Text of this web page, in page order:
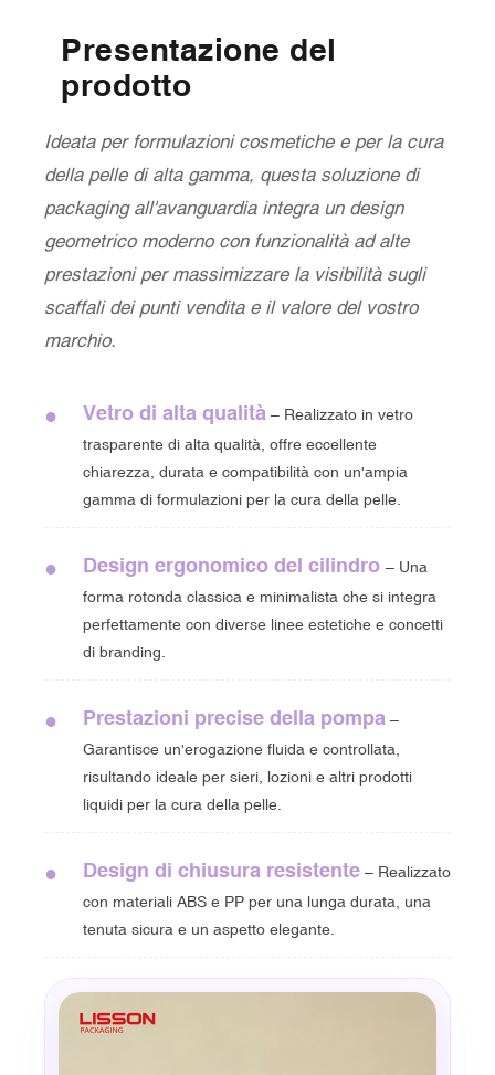
Presentazione del
prodotto
Ideata per formulazioni cosmetiche e per la cura
della pelle di alta gamma, questa soluzione di
packaging all'avanguardia integra un design
geometrico moderno con funzionalità ad alte
prestazioni per massimizzare la visibilità sugli
scaffali dei punti vendita e il valore del vostro
marchio.
● Vetro di alta qualità – Realizzato in vetro
trasparente di alta qualità, offre eccellente
chiarezza, durata e compatibilità con un'ampia
gamma di formulazioni per la cura della pelle.
● Design ergonomico del cilindro – Una
forma rotonda classica e minimalista che si integra
perfettamente con diverse linee estetiche e concetti
di branding.
● Prestazioni precise della pompa –
Garantisce un'erogazione fluida e controllata,
risultando ideale per sieri, lozioni e altri prodotti
liquidi per la cura della pelle.
● Design di chiusura resistente – Realizzato
con materiali ABS e PP per una lunga durata, una
tenuta sicura e un aspetto elegante.